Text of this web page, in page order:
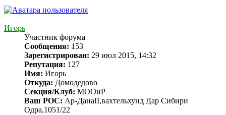
Игорь
Участник форума
Сообщения: 153
Зарегистрирован: 29 июл 2015, 14:32
Репутация: 127
Имя: Игорь
Откуда: Домодедово
Секция/Клуб: МООиР
Ваш РОС: Ар-ДанаII,вахтельхунд Дар Сибири
Одра,1051/22